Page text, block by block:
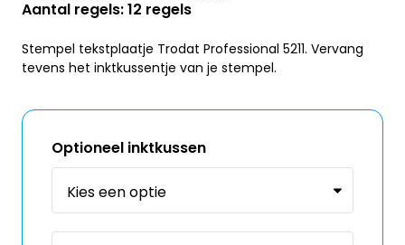
Aantal regels: 12 regels
Stempel tekstplaatje Trodat Professional 5211. Vervang
tevens het inktkussentje van je stempel.
Optioneel inktkussen